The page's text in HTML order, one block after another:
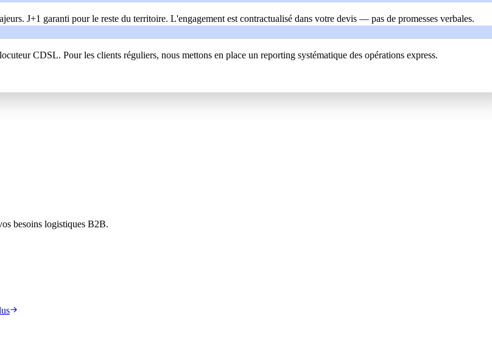
J+1 garanti pour le reste du territoire. L'engagement est contractualisé dans votre devis — pas de promesses verbales.
CDSL. Pour les clients réguliers, nous mettons en place un reporting systématique des opérations express.
besoins logistiques B2B.